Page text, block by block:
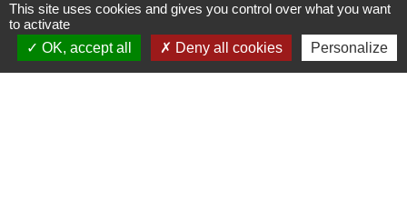
This site uses cookies and gives you control over what you want
to activate
OK, accept all
Deny all cookies Personalize